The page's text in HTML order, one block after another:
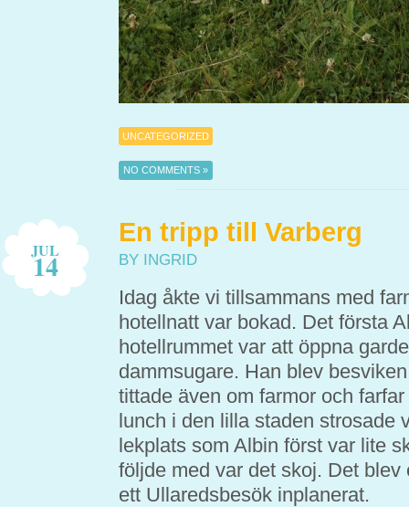
UNCATEGORIZED
NO COMMENTS »
JUL
14
En tripp till Varberg
BY INGRID
Idag åkte vi tillsammans med
hotellnatt var bokad. Det första
hotellrummet var att öppna
dammsugare. Han blev
tittade även om farmor och
lunch i den lilla staden strosade
lekplats som Albin först var lite
följde med var det skoj. Det
ett Ullaredsbesök inplanerat.